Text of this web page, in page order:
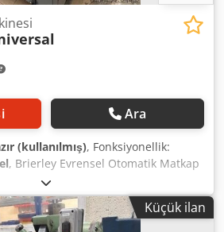
Ara
(kullanılmış), Fonksiyonellik:
, Brierley Evrensel Otomatik Matkap
ZB 32 Cjdpfx Ajzlhlpjilsha
Mekanizma ile
Küçük ilan